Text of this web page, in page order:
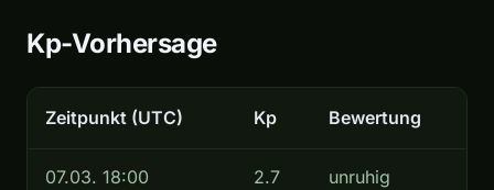
Kp-Vorhersage
Zeitpunkt (UTC) Kp Bewertung
07.03. 18:00 2.7 unruhig